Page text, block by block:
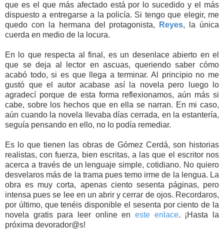
que es el que más afectado está por lo sucedido y el más
dispuesto a entregarse a la policía. Si tengo que elegir, me
quedo con la hermana del protagonista,
Reyes, la única
cuerda en medio de la locura.
En lo que respecta al final, es un desenlace abierto en el
que se deja al lector en ascuas, queriendo saber cómo
acabó todo, si es que llega a terminar. Al principio no me
gustó que el autor acabase así la novela pero luego lo
agradecí porque de esta forma reflexionamos, aún más si
cabe, sobre los hechos que en ella se narran. En mi caso,
aún cuando la novela llevaba días cerrada, en la estantería,
seguía pensando en ello, no lo podía remediar.
Es lo que tienen las obras de Gómez Cerdá, son historias
realistas, con fuerza, bien escritas, a las que el escritor nos
acerca a través de un lenguaje simple, cotidiano. No quiero
desvelaros más de la trama pues temo irme de la lengua. La
obra es muy corta, apenas ciento sesenta páginas, pero
intensa pues se lee en un abrir y cerrar de ojos. Recordaros,
por último, que tenéis disponible el sesenta por ciento de la
novela gratis para leer online en este enlace. ¡Hasta la
próxima devorador@s!